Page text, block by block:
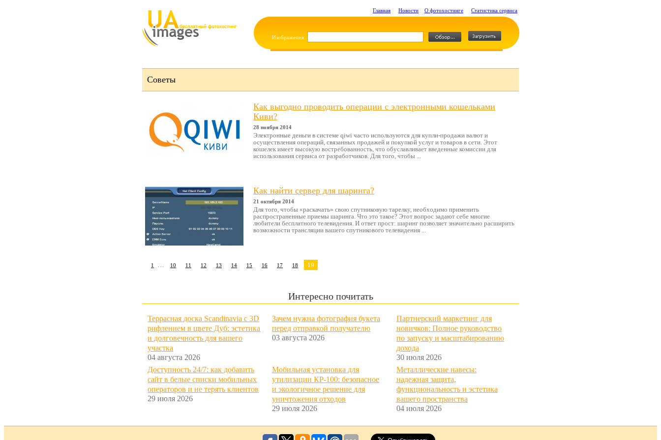
Главная Новости О фотохостинге Статистика сервиса
Изображения:
Советы
Как выгодно проводить операции с электронными кошельками
Киви?
28 ноября 2014
Электронные деньги в системе qiwi часто используются для купли-продажи валют и
осуществления операций, связанных продажей и покупкой услуг и товаров в сети. Этот
кошелек имеет высокую востребованность, что обуславливает введенные комиссии для
использования сервиса от разработчиков. Для того, чтобы ...
Как найти сервер для шаринга?
21 октября 2014
Для того, чтобы «раскачать» свою спутниковую тарелку, необходимо применить
распространенные приемы шаринга. Что это такое? Этот вопрос задают себе многие
любители бесплатного телевидения. И ответ прост: шаринг позволяет значительно расширить
возможности трансляции вашего спутникового телевидения ...
1 10 11 12 13 14 15 16 17 18 19
Интересно почитать
Террасная доска Scandinavia с 3D
рифлением в цвете Дуб: эстетика
и долговечность для вашего
участка
04 августа 2026
Зачем нужна фотография букета
перед отправкой получателю
03 августа 2026
Партнерский маркетинг для
новичков: Полное руководство
по запуску и масштабированию
дохода
30 июля 2026
Доступность 24/7: как добавить
сайт в белые списки мобильных
операторов и не терять клиентов
29 июля 2026
Мобильная установка для
утилизации КР-100: безопасное
и экологичное решение для
уничтожения отходов
29 июля 2026
Металлические навесы:
надежная защита,
функциональность и эстетика
вашего пространства
04 июля 2026